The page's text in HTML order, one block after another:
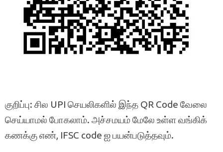
குறிப்பு: சில UPI செயலிகளில் இந்த QR Code வேலை
செய்யாமல் போகலாம். அச்சமயம் மேலே உள்ள வங்கிக்
கணக்கு எண், IFSC code ஐ பயன்படுத்தவும்.